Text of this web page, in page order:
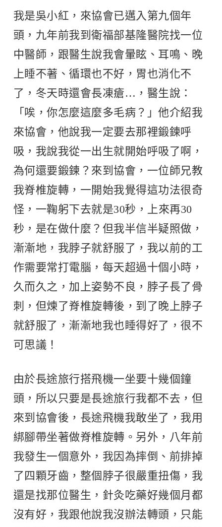
我是吳小紅，來協會已邁入第九個年
頭，九年前我到衛福部基隆醫院找一位
中醫師，跟醫生說我會暈眩、耳鳴、晚
上睡不著、循環也不好，胃也消化不
了，冬天時還會長凍瘡…，醫生說：
「唉，你怎麼這麼多毛病？」他介紹我
來協會，他說我一定要去那裡鍛鍊呼
吸，我說我從一出生就開始呼吸了啊，
為何還要鍛鍊？來到協會，一位師兄教
我脊椎旋轉，一開始我覺得這功法很奇
怪，一鞠躬下去就是30秒，上來再30
秒，是在做什麼？但我半信半疑照做，
漸漸地，我脖子就舒服了，我以前的工
作需要常打電腦，每天超過十個小時，
久而久之，加上姿勢不良，脖子長了骨
刺，但煉了脊椎旋轉後，到了晚上脖子
就舒服了，漸漸地我也睡得好了，很不
可思議！
由於長途旅行搭飛機一坐要十幾個鐘
頭，所以只要是長途旅行我都不去，但
來到協會後，長途飛機我敢坐了，我用
綁腳帶坐著做脊椎旋轉。另外，八年前
我發生一個意外，我因為摔倒、前排掉
了四顆牙齒，整個脖子很嚴重扭傷，我
還是找那位醫生，針灸吃藥好幾個月都
沒有好，我跟他說我沒辦法轉頭，只能